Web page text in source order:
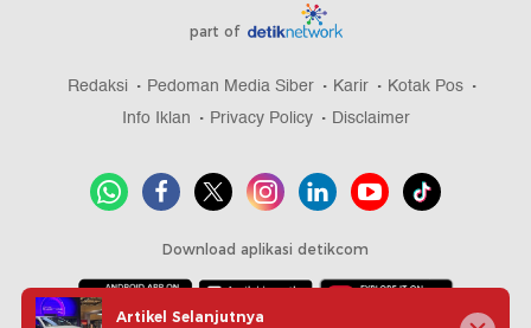
part of
Redaksi Pedoman Media Siber Karir
Kotak Pos
Info Iklan
Privacy Policy Disclaimer
Download aplikasi detikcom
Artikel Selanjutnya